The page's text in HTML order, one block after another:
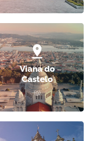
Viana do
Castelo
(9)